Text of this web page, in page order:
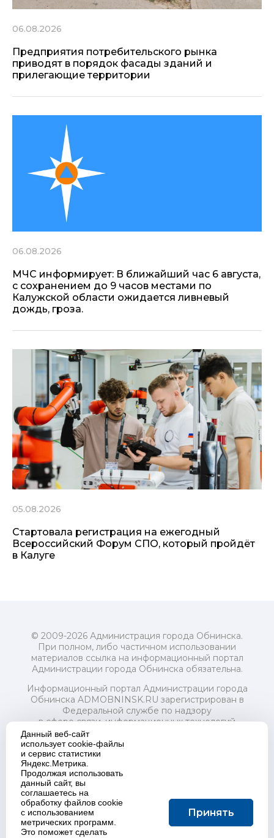
06.08.2026
Предприятия потребительского рынка
приводят в порядок фасады зданий и
прилегающие территории
06.08.2026
МЧС информирует: В ближайший час 6 августа,
с сохранением до 9 часов местами по
Калужской области ожидается ливневый
дождь, гроза.
05.08.2026
Стартовала регистрация на ежегодный
Всероссийский Форум СПО, который пройдёт
в Калуге
© 2009-2026 Администрация города Обнинска.
При полном, либо частичном использовании
материалов ссылка на информационный портал
Администрации города Обнинска обязательна.
Информационный портал Администрации города
Обнинска ADMOBNINSK.RU зарегистрирован в
Федеральной службе по надзору
в сфере связи, информационных технологий
и массовых коммуникаций (Роскомнадзор) 24 июля
2018 года.
Свидетельство о регистрации Эл № ФС77-73321
Учредитель: Администрация (исполнительно-
распорядительный орган) городского округа "Город
Обнинск". Главный редактор: Байкова Е.А.
Адрес электронной почты Редакции:
redactor@admobninsk.ru
Телефон Редакции: +7 (484) 395-85-85
Данный веб-сайт
использует cookie-файлы
и сервис статистики
Яндекс.Метрика.
Продолжая использовать
данный сайт, вы
соглашаетесь на
обработку файлов cookie
с использованием
метрических программ.
Это поможет сделать
Принять